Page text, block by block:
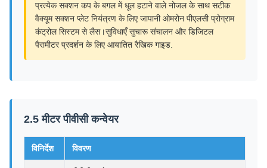
प्रत्येक सक्शन कप के बगल में धूल हटाने वाले नोजल के साथ सटीक
वैक्यूम सक्शन प्लेट नियंत्रण के लिए जापानी ओमरोन पीएलसी प्रोग्राम
कंट्रोल सिस्टम से लैस।सुविधाएँ सुचारू संचालन और डिजिटल
पैरामीटर प्रदर्शन के लिए आयातित रैखिक गाइड.
2.5 मीटर पीवीसी कन्वेयर
विनिर्देश विवरण